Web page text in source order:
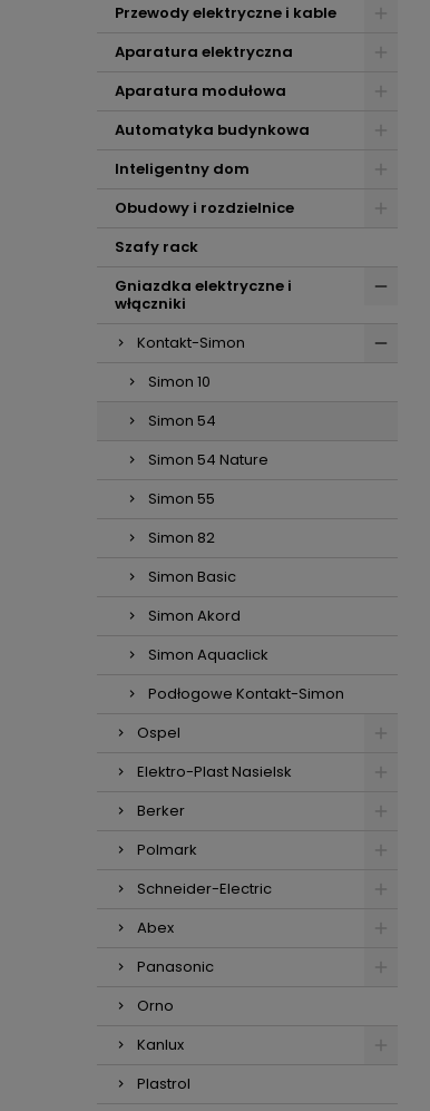
Przewody elektryczne i kable
Aparatura elektryczna
Aparatura modułowa
Automatyka budynkowa
Inteligentny dom
Obudowy i rozdzielnice
Szafy rack
Gniazdka elektryczne i
włączniki
Kontakt-Simon
Simon 10
Simon 54
Simon 54 Nature
Simon 55
Simon 82
Simon Basic
Simon Akord
Simon Aquaclick
Podłogowe Kontakt-Simon
Ospel
Elektro-Plast Nasielsk
Berker
Polmark
Schneider-Electric
Abex
Panasonic
Orno
Kanlux
Plastrol